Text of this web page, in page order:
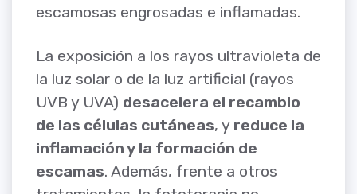
escamosas engrosadas e inflamadas.
La exposición a los rayos ultravioleta de
la luz solar o de la luz artificial (rayos
UVB y UVA) desacelera el recambio
de las células cutáneas, y reduce la
inflamación y la formación de
escamas. Además, frente a otros